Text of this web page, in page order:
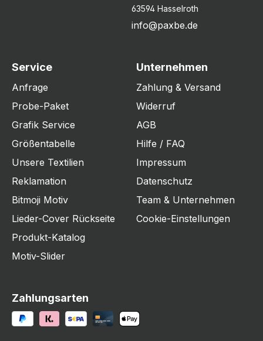
63594 Hasselroth
info@paxbe.de
Service
Anfrage
Probe-Paket
Grafik Service
Größentabelle
Unsere Textilien
Reklamation
Bitmoji Motiv
Lieder-Cover Rückseite
Produkt-Katalog
Motiv-Slider
Unternehmen
Zahlung & Versand
Widerruf
AGB
Hilfe / FAQ
Impressum
Datenschutz
Team & Unternehmen
Cookie-Einstellungen
Zahlungsarten